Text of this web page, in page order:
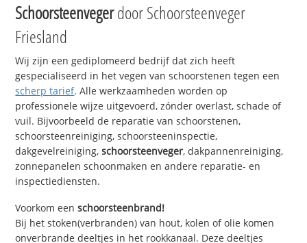
Schoorsteenvegerdoor Schoorsteenveger
Friesland
Wij zijn een gediplomeerd bedrijf dat zich heeft
gespecialiseerd in het vegen van schoorstenen tegen een
scherp tarief. Alle werkzaamheden worden op
professionele wijze uitgevoerd, zónder overlast, schade of
vuil. Bijvoorbeeld de reparatie van schoorstenen,
schoorsteenreiniging, schoorsteeninspectie,
dakgevelreiniging,schoorsteenveger, dakpannenreiniging,
zonnepanelen schoonmaken en andere reparatie- en
inspectiediensten.
Voorkom eenschoorsteenbrand!
Bij het stoken(verbranden) van hout, kolen of olie komen
onverbrande deeltjes in het rookkanaal. Deze deeltjes